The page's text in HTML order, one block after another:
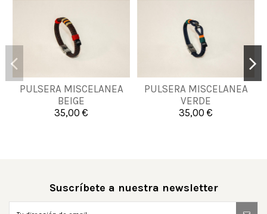
PULSERA MISCELANEA
BEIGE
35,00 €
L XL 2XL
Añadir al carrito
PULSERA MISCELANEA
VERDE
35,00 €
L XL
Añadir al carrito
Suscríbete a nuestra newsletter